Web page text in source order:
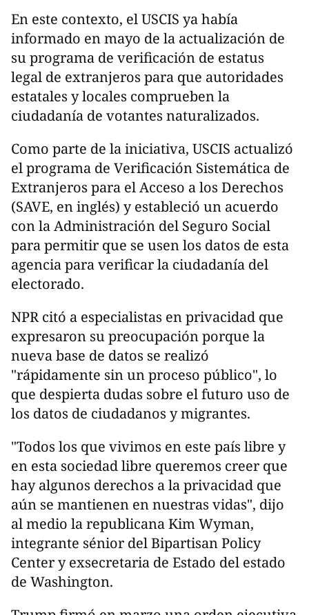
En este contexto, el USCIS ya había
informado en mayo de la actualización de
su programa de verificación de estatus
legal de extranjeros para que autoridades
estatales y locales comprueben la
ciudadanía de votantes naturalizados.
Como parte de la iniciativa, USCIS actualizó
el programa de Verificación Sistemática de
Extranjeros para el Acceso a los Derechos
(SAVE, en inglés) y estableció un acuerdo
con la Administración del Seguro Social
para permitir que se usen los datos de esta
agencia para verificar la ciudadanía del
electorado.
NPR citó a especialistas en privacidad que
expresaron su preocupación porque la
nueva base de datos se realizó
"rápidamente sin un proceso público", lo
que despierta dudas sobre el futuro uso de
los datos de ciudadanos y migrantes.
"Todos los que vivimos en este país libre y
en esta sociedad libre queremos creer que
hay algunos derechos a la privacidad que
aún se mantienen en nuestras vidas", dijo
al medio la republicana Kim Wyman,
integrante sénior del Bipartisan Policy
Center y exsecretaria de Estado del estado
de Washington.